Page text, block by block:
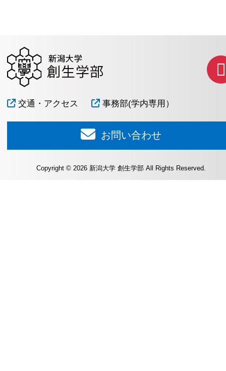
交通・アクセス 事務部(学内専用）
お問い合わせ
Copyright © 2026 新潟大学 創生学部 All Rights Reserved.